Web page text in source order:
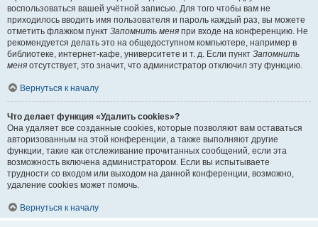
воспользоваться вашей учётной записью. Для того чтобы вам не
приходилось вводить имя пользователя и пароль каждый раз, вы можете
отметить флажком пункт Запомнить меня при входе на конференцию. Не
рекомендуется делать это на общедоступном компьютере, например в
библиотеке, интернет-кафе, университете и т. д. Если пункт Запомнить
меня отсутствует, это значит, что администратор отключил эту функцию.
Вернуться к началу
Что делает функция «Удалить cookies»?
Она удаляет все созданные cookies, которые позволяют вам оставаться
авторизованным на этой конференции, а также выполняют другие
функции, такие как отслеживание прочитанных сообщений, если эта
возможность включена администратором. Если вы испытываете
трудности со входом или выходом на данной конференции, возможно,
удаление cookies может помочь.
Вернуться к началу